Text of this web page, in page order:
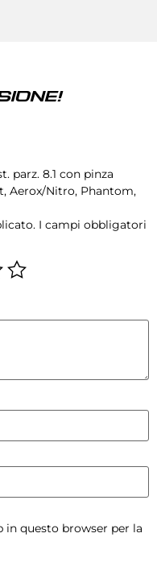
parz. 8.1 con pinza
Aerox/Nitro, Phantom,
I campi obbligatori
in questo browser per la